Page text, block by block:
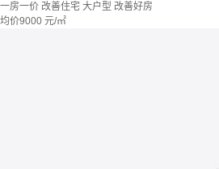
一房一价 改善住宅 大户型 改善好房
均价9000 元/㎡